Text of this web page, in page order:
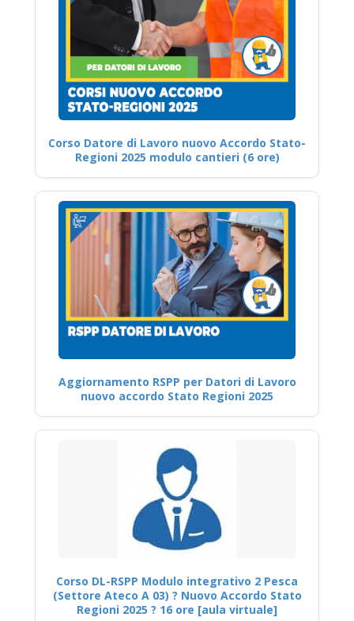
Corso Datore di Lavoro nuovo Accordo Stato-
Regioni 2025 modulo cantieri (6 ore)
Aggiornamento RSPP per Datori di Lavoro
nuovo accordo Stato Regioni 2025
Corso DL-RSPP Modulo integrativo 2 Pesca
(Settore Ateco A 03) ? Nuovo Accordo Stato
Regioni 2025 ? 16 ore [aula virtuale]